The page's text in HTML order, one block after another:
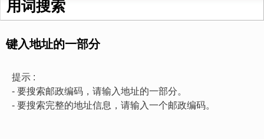
用词搜索
键入地址的一部分
提示 :
- 要搜索邮政编码，请输入地址的一部分。
- 要搜索完整的地址信息，请输入一个邮政编码。